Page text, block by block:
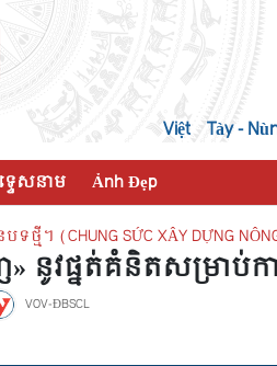
Việt Tày -
ទេសនាម Ảnh Đẹp
មី។ (CHUNG SỨC XÂY DỰNG
នូវផ្នត់គំនិតសម្រាប់ក
VOV-ĐBSCL